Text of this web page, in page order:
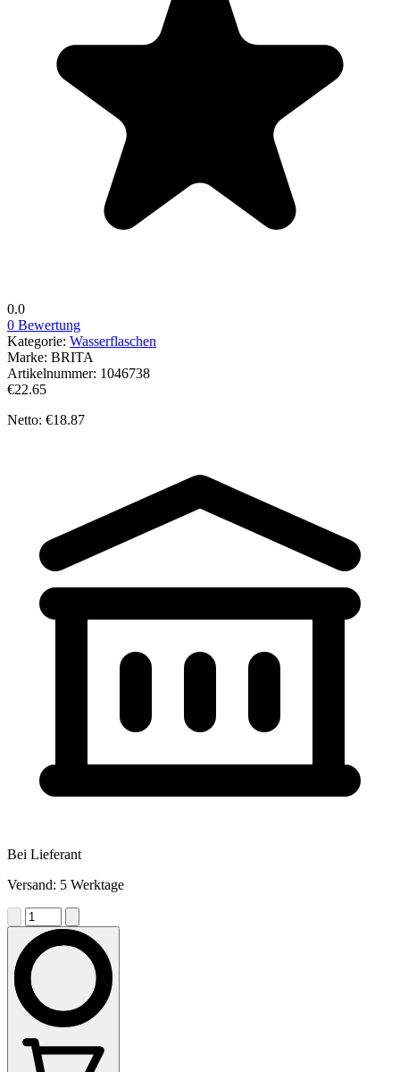
0.0
0 Bewertung
Kategorie: Wasserflaschen
Marke: BRITA
Artikelnummer: 1046738
€22.65
Netto: €18.87
Bei Lieferant
Versand: 5 Werktage